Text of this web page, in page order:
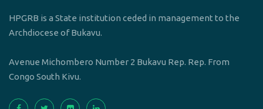
HPGRB is a State institution ceded in management to the
Archdiocese of Bukavu.
Avenue Michombero Number 2 Bukavu Rep. Rep. From
Congo South Kivu.